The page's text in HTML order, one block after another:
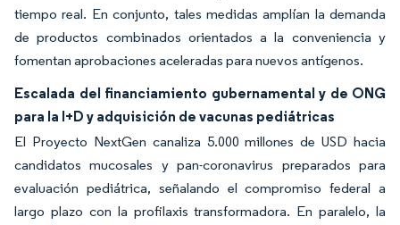
tiempo real. En conjunto, tales medidas amplían la demanda
de productos combinados orientados a la conveniencia y
fomentan aprobaciones aceleradas para nuevos antígenos.
Escalada del financiamiento gubernamental y de ONG
para la I+D y adquisición de vacunas pediátricas
El Proyecto NextGen canaliza 5.000 millones de USD hacia
candidatos mucosales y pan-coronavirus preparados para
evaluación pediátrica, señalando el compromiso federal a
largo plazo con la profilaxis transformadora. En paralelo, la